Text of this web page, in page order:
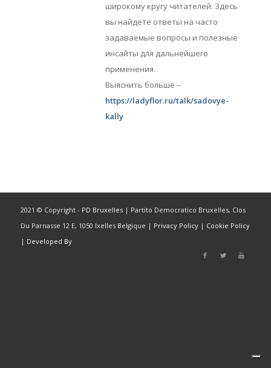
широкому кругу читателей. Здесь
вы найдете ответы на часто
задаваемые вопросы и полезные
инсайты для дальнейшего
применения.
Выяснить больше –
https://ladyflor.ru/talk/sadovye-
kally
2021 © Copyright - PD Bruxelles| Partito Democratico Bruxelles, Clos
Du Parnasse 12 E, 1050 Ixelles Belgique | Privacy Policy| Cookie Policy
| Developed By